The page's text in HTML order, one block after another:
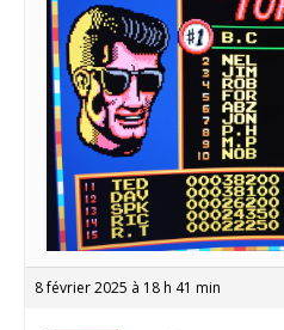
8 février 2025 à 18 h 41 min